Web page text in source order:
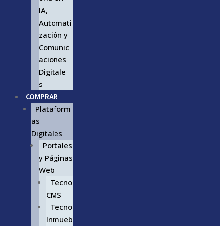
IA,
Automati
zación y
Comunic
aciones
Digitale
s
COMPRAR
Plataform
as
Digitales
Portales
y Páginas
Web
Tecno
CMS
Tecno
Inmueb